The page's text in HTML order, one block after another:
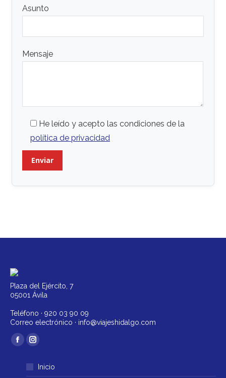
Asunto
Mensaje
He leído y acepto las condiciones de la
política de privacidad
Plaza del Ejército, 7
05001 Ávila
Teléfono · 920 03 90 09
Correo electrónico · info@viajeshidalgo.com
Encuéntranos en:
FacebookInstagram
se
Inicio